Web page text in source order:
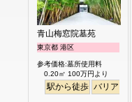
青山梅窓院墓苑
東京都 港区
参考価格:墓所使用料
0.20㎡ 100万円より
駅から徒歩 バリアフ